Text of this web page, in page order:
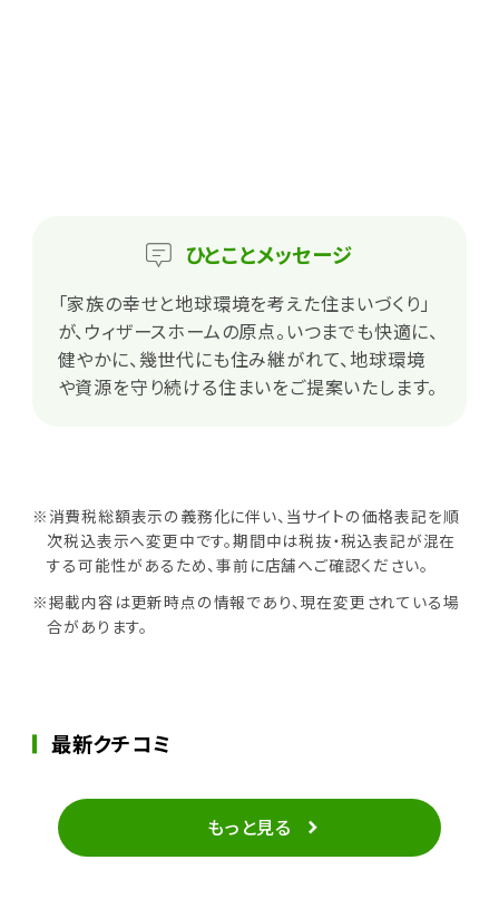
ひとことメッセージ
「家族の幸せと地球環境を考えた住まいづくり」
が、ウィザースホームの原点。いつまでも快適に、
健やかに、幾世代にも住み継がれて、地球環境
や資源を守り続ける住まいをご提案いたします。
※消費税総額表示の義務化に伴い、当サイトの価格表記を順
次税込表示へ変更中です。期間中は税抜・税込表記が混在
する可能性があるため、事前に店舗へご確認ください。
※掲載内容は更新時点の情報であり、現在変更されている場
合があります。
最新クチコミ
もっと見る